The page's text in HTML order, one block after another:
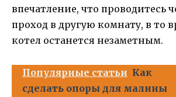
впечатление, что проводитесь
проход в другую комнату, в то
котел останется незаметным.
Популярные статьи Как
сделать опоры для малины